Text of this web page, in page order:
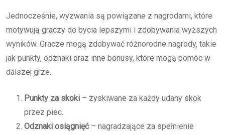
Jednocześnie, wyzwania są powiązane z nagrodami, które
motywują graczy do bycia lepszymi i zdobywania wyższych
wyników. Gracze mogą zdobywać różnorodne nagrody, takie
jak punkty, odznaki oraz inne bonusy, które mogą pomóc w
dalszej grze.
Punkty za skoki – zyskiwane za każdy udany skok
przez piec.
Odznaki osiągnięć– nagradzające za spełnienie